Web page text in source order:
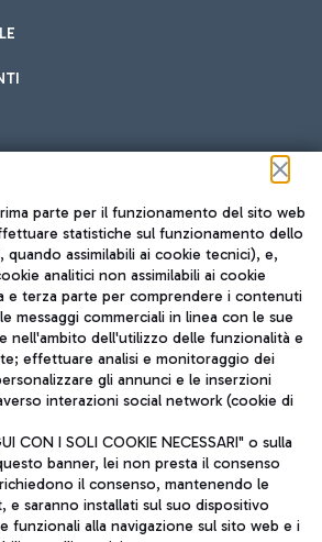
TRAVEL JOURNAL
ITA
parte per il funzionamento del sito web
statistiche sul funzionamento dello
quando assimilabili ai cookie tecnici), e,
analitici non assimilabili ai cookie
e terza parte per comprendere i contenuti
messaggi commerciali in linea con le sue
nell'ambito dell'utilizzo delle funzionalità e
effettuare analisi e monitoraggio dei
gli annunci e le inserzioni
interazioni social network (cookie di
CON I SOLI COOKIE NECESSARI" o sulla
banner, lei non presta il consenso
il consenso, mantenendo le
e saranno installati sul suo dispositivo
funzionali alla navigazione sul sito web e i